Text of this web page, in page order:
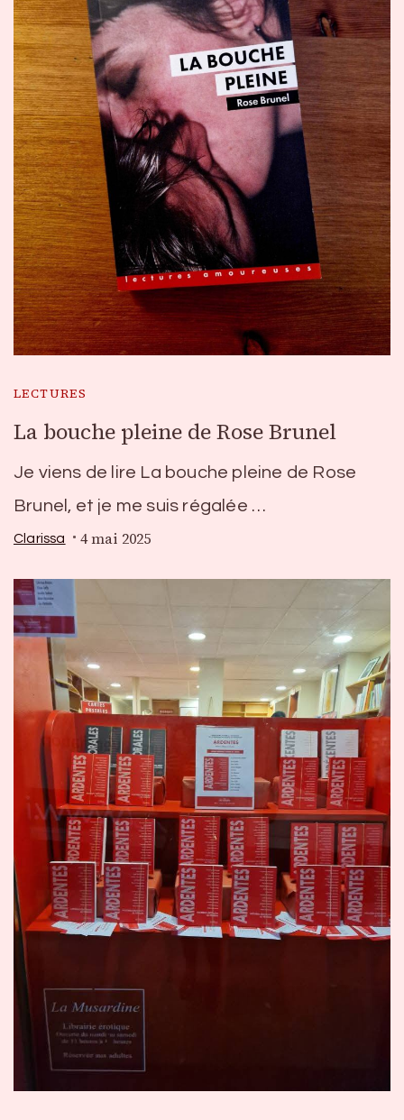
LECTURES
La bouche pleine de Rose Brunel
Je viens de lire La bouche pleine de Rose
Brunel, et je me suis régalée …
Clarissa 4 mai 2025